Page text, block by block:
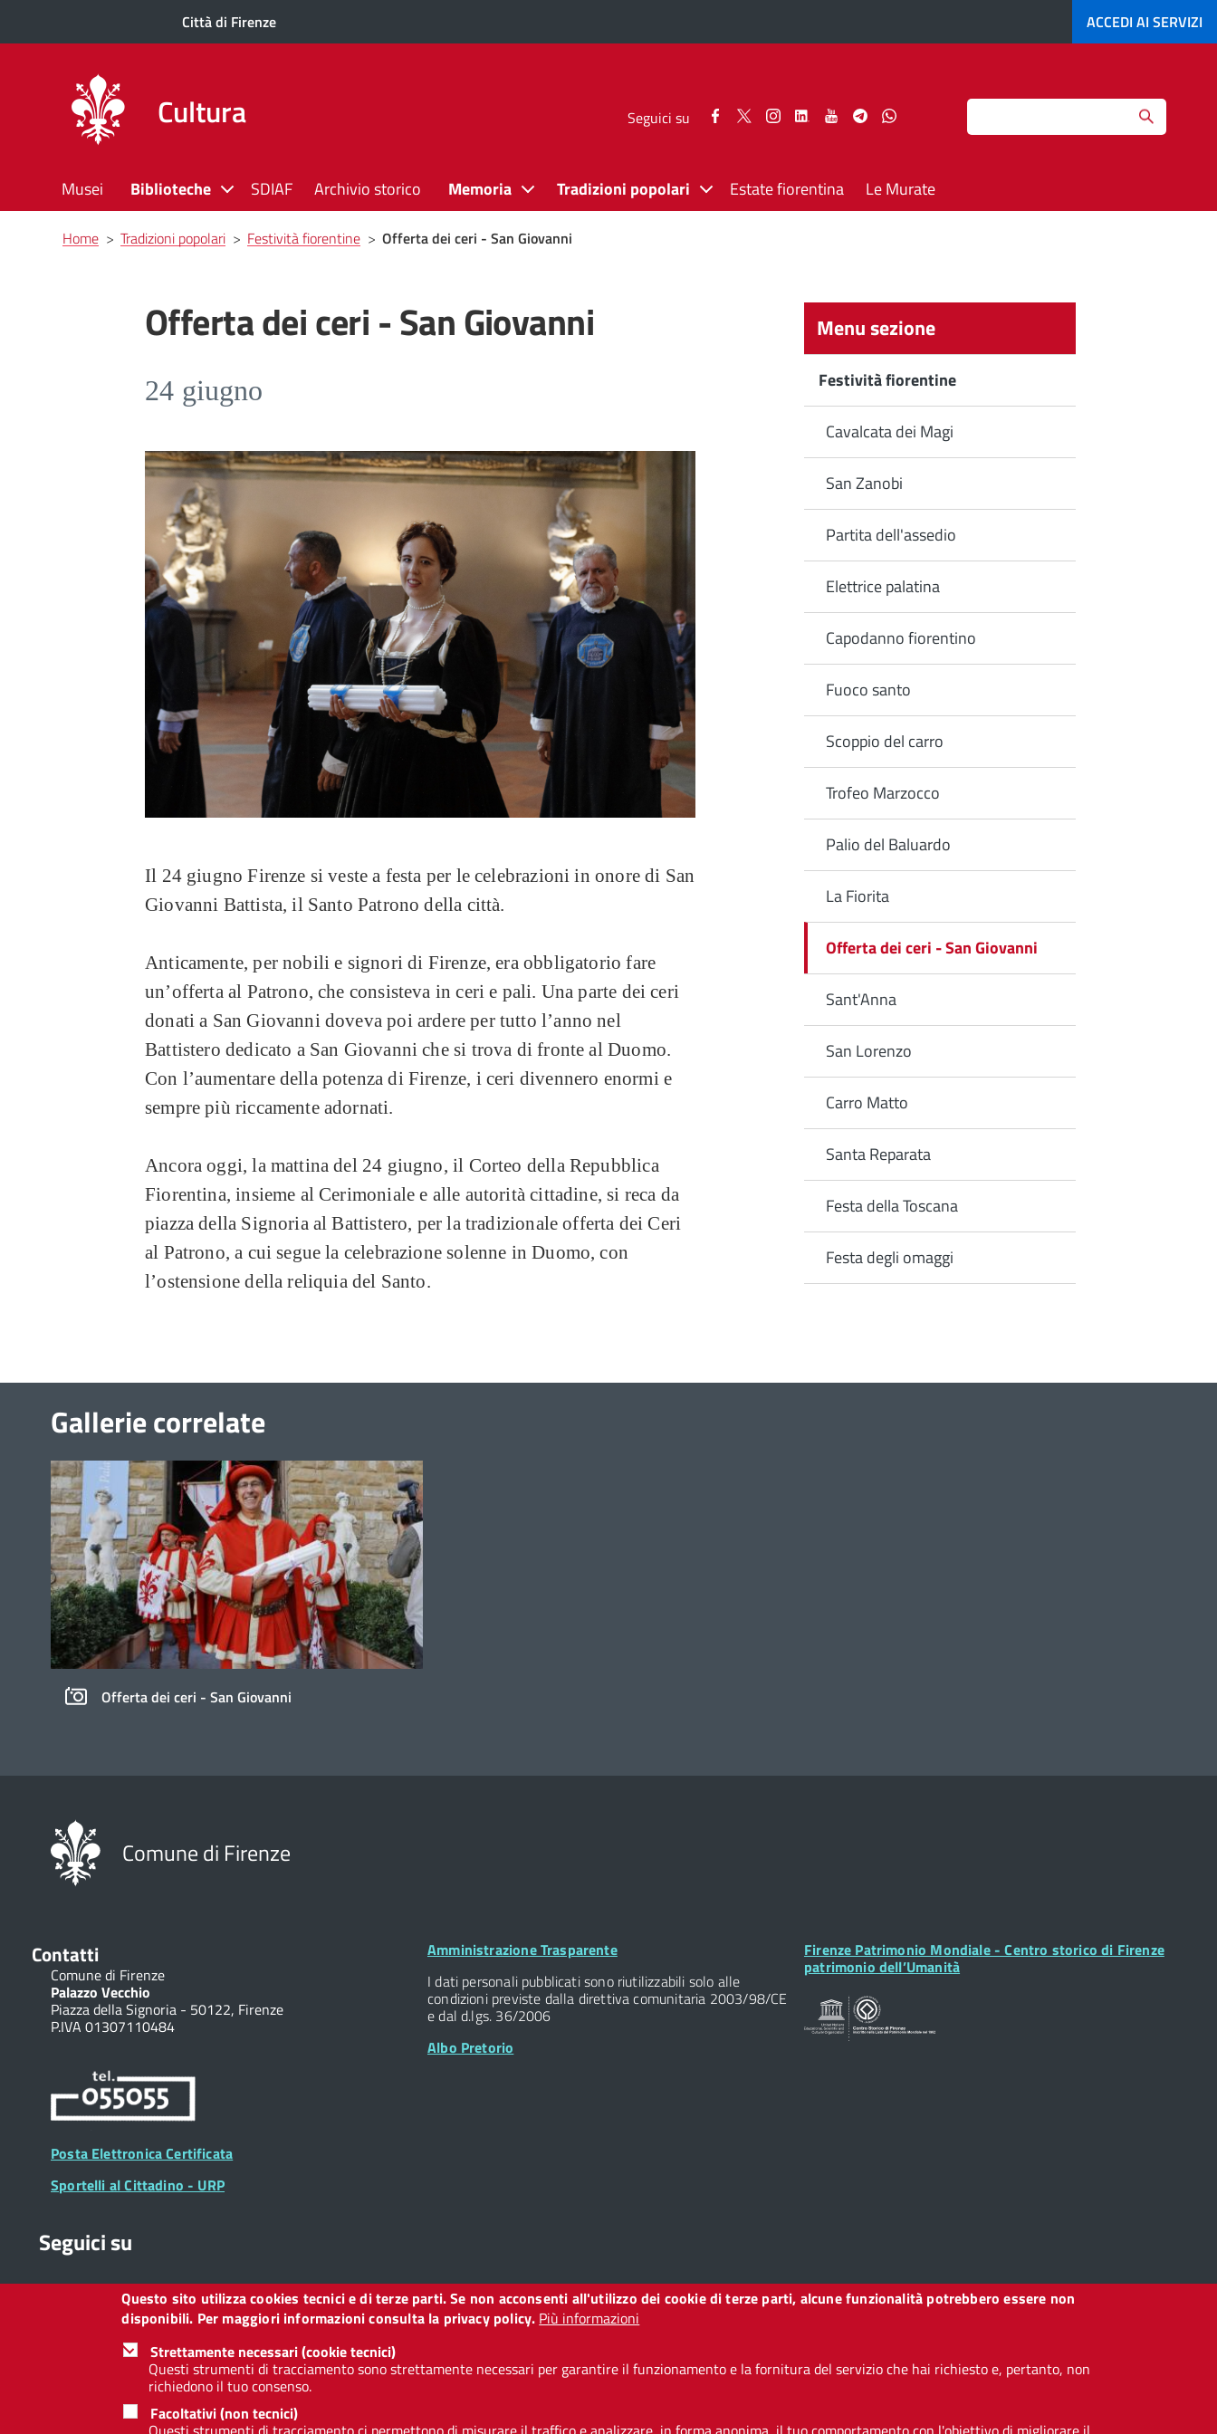
Città di Firenze ACCEDI AI SERVIZI
Cultura Seguici su
Seguici SeguiciSeguici Seguici SeguiciSeguiciSeguici
Search
Musei Biblioteche SDIAF Archivio storico Memoria Tradizioni popolari Estate fiorentina Le Murate
Briciole
di
Home> Tradizioni popolari> Festività fiorentine> Offerta dei ceri - San Giovanni
Offerta dei ceri - San Giovanni
24 giugno
Il 24 giugno Firenze si veste a festa per le celebrazioni in onore di San
Giovanni Battista, il Santo Patrono della città.
Anticamente, per nobili e signori di Firenze, era obbligatorio fare
un’offerta al Patrono, che consisteva in ceri e pali. Una parte dei ceri
donati a San Giovanni doveva poi ardere per tutto l’anno nel
Battistero dedicato a San Giovanni che si trova di fronte al Duomo.
Con l’aumentare della potenza di Firenze, i ceri divennero enormi e
sempre più riccamente adornati.
Ancora oggi, la mattina del 24 giugno, il Corteo della Repubblica
Fiorentina, insieme al Cerimoniale e alle autorità cittadine, si reca da
piazza della Signoria al Battistero, per la tradizionale offerta dei Ceri
al Patrono, a cui segue la celebrazione solenne in Duomo, con
l’ostensione della reliquia del Santo.
Menu sezione
Festività fiorentine
Cavalcata dei Magi
San Zanobi
Partita dell'assedio
Elettrice palatina
Capodanno fiorentino
Fuoco santo
Scoppio del carro
Trofeo Marzocco
Palio del Baluardo
La Fiorita
Offerta dei ceri - San Giovanni
Sant'Anna
San Lorenzo
Carro Matto
Santa Reparata
Festa della Toscana
Festa degli omaggi
Gallerie correlate
Offerta dei ceri - San Giovanni
Comune di Firenze
Contatti
Comune di Firenze
Palazzo Vecchio
Piazza della Signoria - 50122, Firenze
P.IVA 01307110484
Posta Elettronica Certificata
Sportelli al Cittadino - URP
Footer
Amministrazione Trasparente
I dati personali pubblicati sono riutilizzabili solo alle
condizioni previste dalla direttiva comunitaria 2003/98/CE
e dal d.lgs. 36/2006
Albo Pretorio
Footer
Widget
Firenze Patrimonio Mondiale - Centro storico di Firenze
patrimonio dell’Umanità
Seguici su
Collegamento
Facebook
Collegamento
a
Twitter
Collegamento
a
Instagram
Collegamento
a
LinkedIn
Collegamento
a
You
Tube
Collegamento
a
Telegram
Collegamento
a
Whatsapp
Redazione web Privacy Note legali
Questo sito utilizza cookies tecnici e di terze parti. Se non acconsenti all'utilizzo dei cookie di terze parti, alcune funzionalità potrebbero essere non
disponibili. Per maggiori informazioni consulta la privacy policy. Più informazioni
Strettamente necessari (cookie tecnici)
Questi strumenti di tracciamento sono strettamente necessari per garantire il funzionamento e la fornitura del servizio che hai richiesto e, pertanto, non
richiedono il tuo consenso.
Facoltativi (non tecnici)